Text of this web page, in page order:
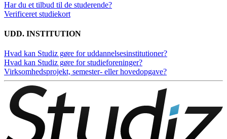
Har du et tilbud til de studerende?
Verificeret studiekort
UDD. INSTITUTION
Hvad kan Studiz gøre for uddannelsesinstitutioner?
Hvad kan Studiz gøre for studieforeninger?
Virksomhedsprojekt, semester- eller hovedopgave?